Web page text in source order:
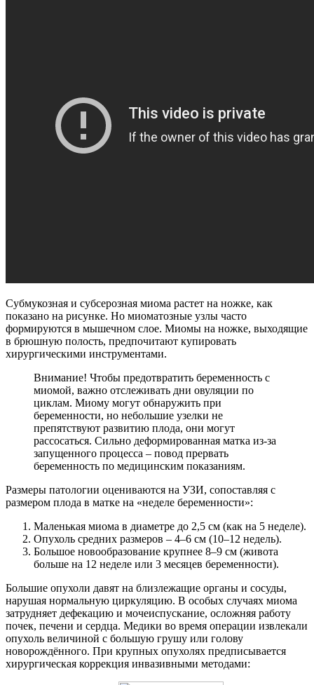
Субмукозная и субсерозная миома растет на ножке, как
показано на рисунке. Но миоматозные узлы часто
формируются в мышечном слое. Миомы на ножке, выходящие
в брюшную полость, предпочитают купировать
хирургическими инструментами.
Внимание! Чтобы предотвратить беременность с
миомой, важно отслеживать дни овуляции по
циклам. Миому могут обнаружить при
беременности, но небольшие узелки не
препятствуют развитию плода, они могут
рассосаться. Сильно деформированная матка из-за
запущенного процесса – повод прервать
беременность по медицинским показаниям.
Размеры патологии оцениваются на УЗИ, сопоставляя с
размером плода в матке на «неделе беременности»:
Маленькая миома в диаметре до 2,5 см (как на 5 неделе).
Опухоль средних размеров – 4–6 см (10–12 недель).
Большое новообразование крупнее 8–9 см (живота
больше на 12 неделе или 3 месяцев беременности).
Большие опухоли давят на близлежащие органы и сосуды,
нарушая нормальную циркуляцию. В особых случаях миома
затрудняет дефекацию и мочеиспускание, осложняя работу
почек, печени и сердца. Медики во время операции извлекали
опухоль величиной с большую грушу или голову
новорождённого. При крупных опухолях предписывается
хирургическая коррекция инвазивными методами: